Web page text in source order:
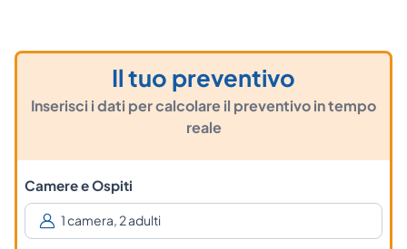
Il tuo preventivo
Inserisci i dati per calcolare il preventivo in tempo
reale
Camere e Ospiti